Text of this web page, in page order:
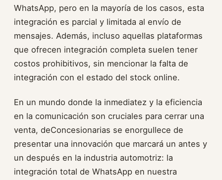
WhatsApp, pero en la mayoría de los casos, esta
integración es parcial y limitada al envío de
mensajes. Además, incluso aquellas plataformas
que ofrecen integración completa suelen tener
costos prohibitivos, sin mencionar la falta de
integración con el estado del stock online.
En un mundo donde la inmediatez y la eficiencia
en la comunicación son cruciales para cerrar una
venta, deConcesionarias se enorgullece de
presentar una innovación que marcará un antes y
un después en la industria automotriz: la
integración total de WhatsApp en nuestra